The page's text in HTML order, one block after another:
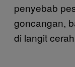
penyebab
goncangan,
di langit